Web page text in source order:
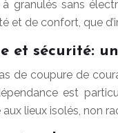
granulés sans
et de confort, que
et sécurité:
de coupure de
est
lieux isolés, non